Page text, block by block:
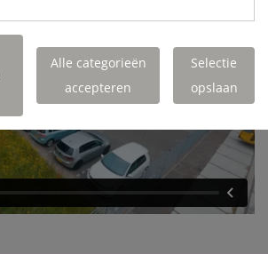
Alle categorieën
accepteren
Selectie
opslaan